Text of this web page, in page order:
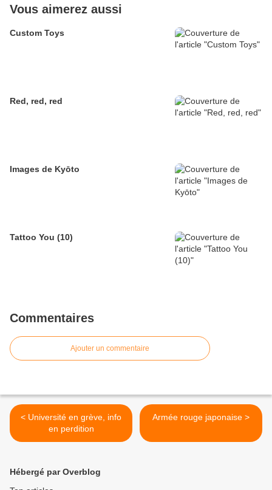
Vous aimerez aussi
Custom Toys
Red, red, red
Images de Kyōto
Tattoo You (10)
Commentaires
Ajouter un commentaire
< Université en grève, info
en perdition
Armée rouge japonaise >
Hébergé par Overblog